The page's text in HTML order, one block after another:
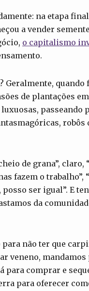
na etapa
a vender
o capitalismo
Geralmente, quando
de plantações
passeando
robôs
de grana”, claro,
fazem o trabalho”,
ser igual”. E
da
não ter que
veneno,
para comprar e
para oferecer